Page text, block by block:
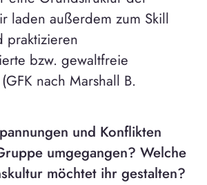
laden außerdem zum Skill
praktizieren
bzw. gewaltfreie
nach Marshall B.
und Konflikten
umgegangen? Welche
möchtet ihr gestalten?